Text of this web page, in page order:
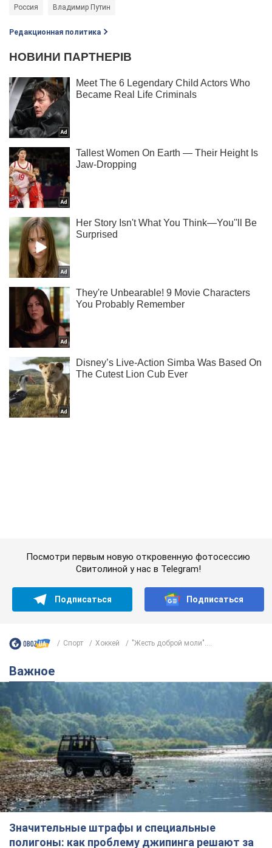
Россия Владимир Путин
Редакционная политика
Важное
Значительные штрафы и специальные
полигоны: как проблему джипинга решают за
границей
Украине не помешает взять пример со стран Европы
8.08.2026 05:10 2,5 т.
В Прикарпатье после аномальной
жары прошел сильный ливень:
дороги превратились в реки. Видео